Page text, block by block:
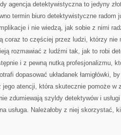
agencja detektywistyczna to jedyny
termin biuro detektywistyczne radom
i nie wiedzą, jak sobie z nimi
coraz to częściej przez ludzi, którzy nie
rozmawiać z ludźmi tak, jak to robi
i z pewną nutką profesjonalizmu,
dopasować układanek łamigłówki,
atencji, która skutecznie pomoże w
zdumiewają szyldy detektywów i
usługa. Należałoby z niej skorzystać,